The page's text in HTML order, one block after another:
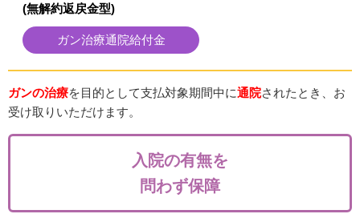
(無解約返戻金型)
ガン治療通院給付金
ガンの治療を目的として支払対象期間中に通院されたとき、お
受け取りいただけます。
入院の有無を
問わず保障